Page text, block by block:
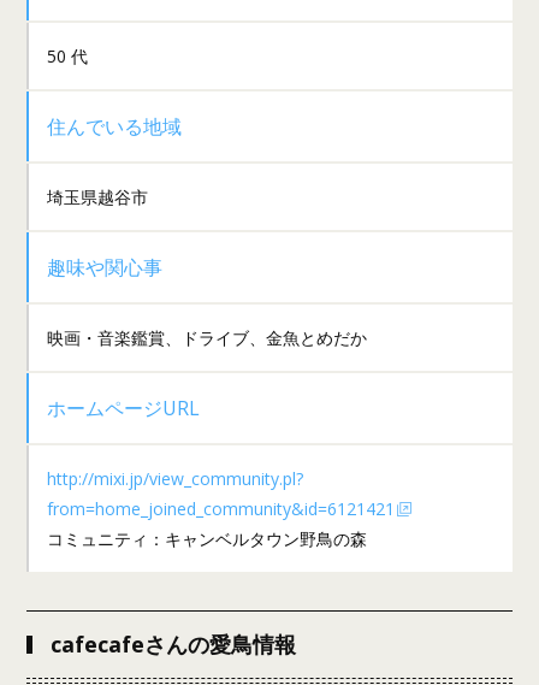
50 代
住んでいる地域
埼玉県越谷市
趣味や関心事
映画・音楽鑑賞、ドライブ、金魚とめだか
ホームページURL
http://mixi.jp/view_community.pl?
from=home_joined_community&id=6121421
コミュニティ：キャンベルタウン野鳥の森
cafecafeさんの愛鳥情報